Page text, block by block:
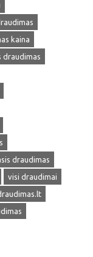
kaina
draudimas
draudimas
visi draudimai